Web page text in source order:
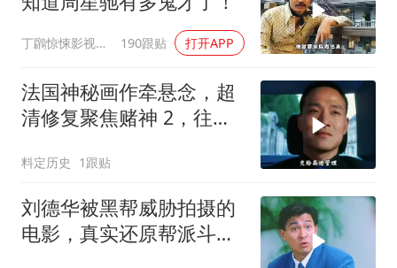
丁鸊惊悚影视解说 190跟贴 打开APP
法国神秘画作牵悬念，超
清修复聚焦赌神 2，往昔
料定历史 1跟贴
刘德华被黑帮威胁拍摄的
电影，真实还原帮派斗